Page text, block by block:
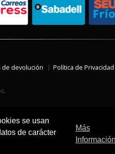
se usan
de carácter
Más
Información
de devolución Política de Privacidad